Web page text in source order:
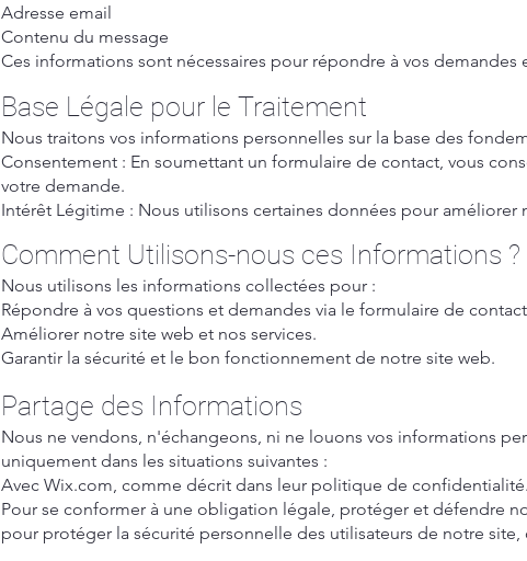
Adresse email
Contenu du message
Ces informations sont nécessaires pour répondre à vos demandes
Base Légale pour le Traitement
Nous traitons vos informations personnelles sur la base des
Consentement : En soumettant un formulaire de contact, vous
votre demande.
Intérêt Légitime : Nous utilisons certaines données pour améliorer
Comment Utilisons-nous ces Informations ?
Nous utilisons les informations collectées pour :
Répondre à vos questions et demandes via le formulaire de
Améliorer notre site web et nos services.
Garantir la sécurité et le bon fonctionnement de notre site web.
Partage des Informations
Nous ne vendons, n'échangeons, ni ne louons vos informations
uniquement dans les situations suivantes :
Avec Wix.com, comme décrit dans leur politique de confidentialité.
Pour se conformer à une obligation légale, protéger et défendre
pour protéger la sécurité personnelle des utilisateurs de notre